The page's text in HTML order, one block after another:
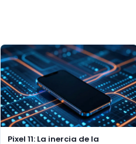
Pixel 11: La inercia de la